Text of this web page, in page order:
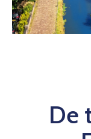
De